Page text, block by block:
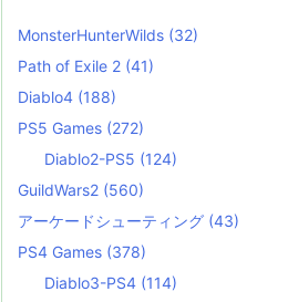
MonsterHunterWilds (32)
Path of Exile 2 (41)
Diablo4 (188)
PS5 Games (272)
Diablo2-PS5 (124)
GuildWars2 (560)
アーケードシューティング (43)
PS4 Games (378)
Diablo3-PS4 (114)